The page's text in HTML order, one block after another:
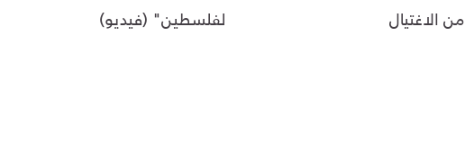
من الاغتيال
لفلسطين" (فيديو)